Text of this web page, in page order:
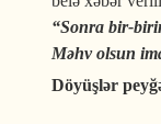
“Sonra bir-
Məhv olsun
Döyüşlər